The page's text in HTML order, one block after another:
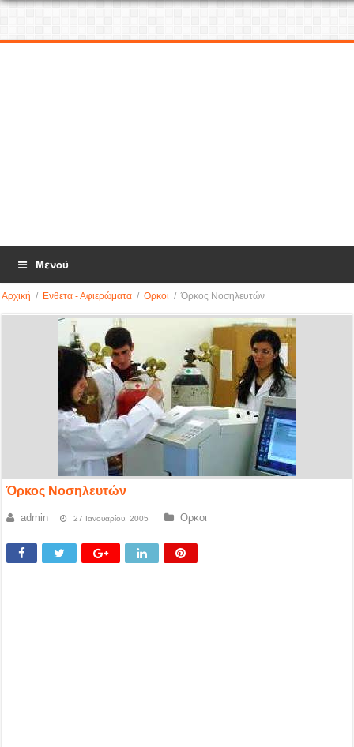
Μενού
Αρχική / Ενθετα - Αφιερώματα / Ορκοι / Όρκος Νοσηλευτών
Όρκος Νοσηλευτών
admin 27 Ιανουαρίου, 2005 Ορκοι